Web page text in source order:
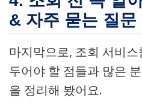
& 자주 묻는 질문
마지막으로, 조회 서비
두어야 할 점들과 많은
을 정리해 봤어요.